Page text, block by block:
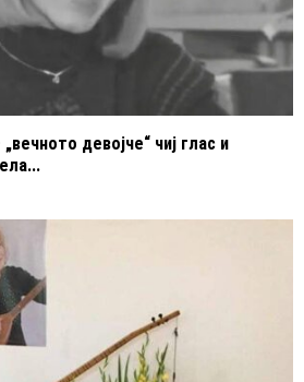
девојче“ чиј глас и